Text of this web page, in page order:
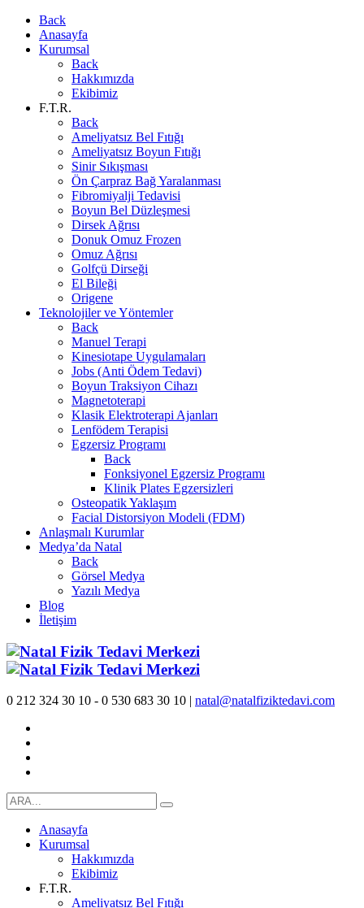
Back
Anasayfa
Kurumsal
Back
Hakkımızda
Ekibimiz
F.T.R.
Back
Ameliyatsız Bel Fıtığı
Ameliyatsız Boyun Fıtığı
Sinir Sıkışması
Ön Çarpraz Bağ Yaralanması
Fibromiyalji Tedavisi
Boyun Bel Düzleşmesi
Dirsek Ağrısı
Donuk Omuz Frozen
Omuz Ağrısı
Golfçü Dirseği
El Bileği
Origene
Teknolojiler ve Yöntemler
Back
Manuel Terapi
Kinesiotape Uygulamaları
Jobs (Anti Ödem Tedavi)
Boyun Traksiyon Cihazı
Magnetoterapi
Klasik Elektroterapi Ajanları
Lenfödem Terapisi
Egzersiz Programı
Back
Fonksiyonel Egzersiz Programı
Klinik Plates Egzersizleri
Osteopatik Yaklaşım
Facial Distorsiyon Modeli (FDM)
Anlaşmalı Kurumlar
Medya’da Natal
Back
Görsel Medya
Yazılı Medya
Blog
İletişim
0 212 324 30 10 - 0 530 683 30 10 | natal@natalfiziktedavi.com
Anasayfa
Kurumsal
Hakkımızda
Ekibimiz
F.T.R.
Ameliyatsız Bel Fıtığı